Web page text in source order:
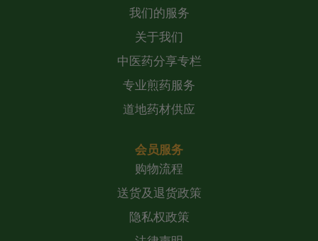
我们的服务
关于我们
中医药分享专栏
专业煎药服务
道地药材供应
会员服务
购物流程
送货及退货政策
隐私权政策